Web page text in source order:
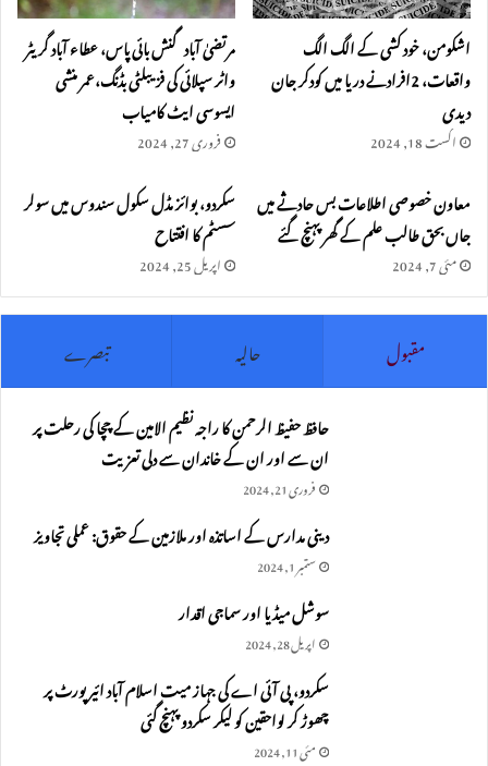
اشکومن، خود کشی کے الگ الگ
واقعات، 2افرادنے دریا میں کودکر جان
دیدی
اگست 18, 2024
مرتضیٰ آباد گنش بائی پاس، عطاء آباد گریٹر
واٹر سپلائی کی فزیبلٹی بڈنگ،عمر منشی
ایسوسی ایٹ کامیاب
فروری 27, 2024
معاون خصوصی اطلاعات بس حادثے میں
جاں بحق طالب علم کے گھر پہنچ گئے
مئی 7, 2024
سکردو، بوائز مڈل سکول سندوس میں سولر
سسٹم کا افتتاح
اپریل 25, 2024
مقبول حالیہ تبصرے
حافظ حفیظ الرحمن کا راجہ نظیم الامین کے چچا کی رحلت پر
ان سے اور ان کے خاندان سے دلی تعزیت
فروری 21, 2024
دینی مدارس کے اساتذہ اور ملازمین کے حقوق: عملی تجاویز
ستمبر 1, 2024
سوشل میڈیا اور سماجی اقدار
اپریل 28, 2024
سکردو، پی آئی اے کی جہاز میت اسلام آباد ائیرپورٹ پر
چھوڑ کر لواحقین کو لیکر سکردو پہنچ گئی
مئی 11, 2024